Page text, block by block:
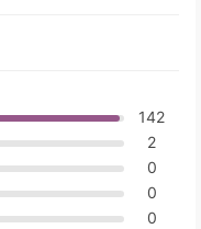
142
2
0
0
0